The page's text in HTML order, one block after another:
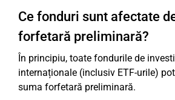
Ce fonduri sunt afectate
forfetară preliminară?
În principiu, toate fondurile de
internaționale (inclusiv ETF-urile)
suma forfetară preliminară.